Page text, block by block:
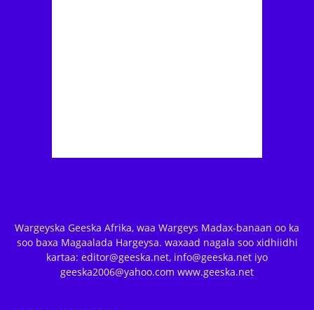
Wargeyska Geeska Afrika, waa Wargeys Madax-banaan oo ka
soo baxa Magaalada Hargeysa. waxaad nagala soo xidhiidhi
kartaa: editor@geeska.net, info@geeska.net iyo
geeska2006@yahoo.com www.geeska.net